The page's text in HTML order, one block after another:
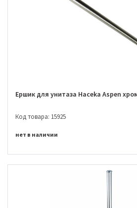
Ершик для унитаза Haceka Aspen
Код товара: 15925
нет в наличии